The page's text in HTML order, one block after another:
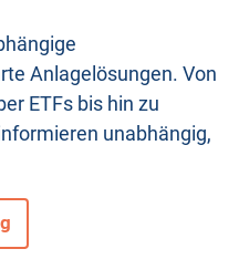
Anlagelösungen. Von
ETFs bis hin zu
unabhängig,